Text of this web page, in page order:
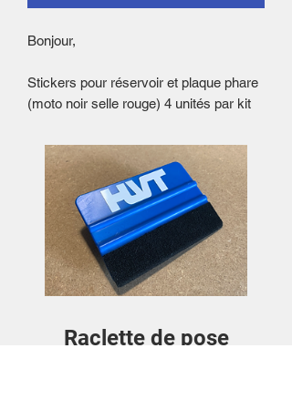
Bonjour,
Stickers pour réservoir et plaque phare
(moto noir selle rouge) 4 unités par kit
Raclette de pose